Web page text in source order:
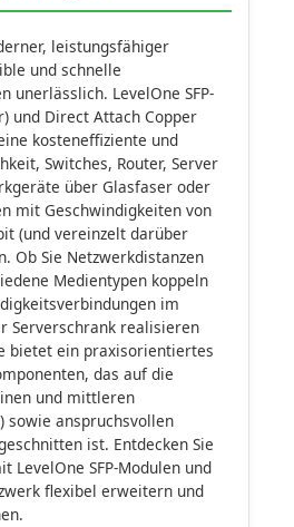
leistungsfähiger
und schnelle
unerlässlich. LevelOne SFP-
und Direct Attach Copper
kosteneffiziente und
Switches, Router, Server
über Glasfaser oder
mit Geschwindigkeiten von
(und vereinzelt darüber
Ob Sie Netzwerkdistanzen
Medientypen koppeln
im
Serverschrank realisieren
bietet ein praxisorientiertes
das auf die
und mittleren
sowie anspruchsvollen
ist. Entdecken Sie
LevelOne SFP-Modulen und
flexibel erweitern und